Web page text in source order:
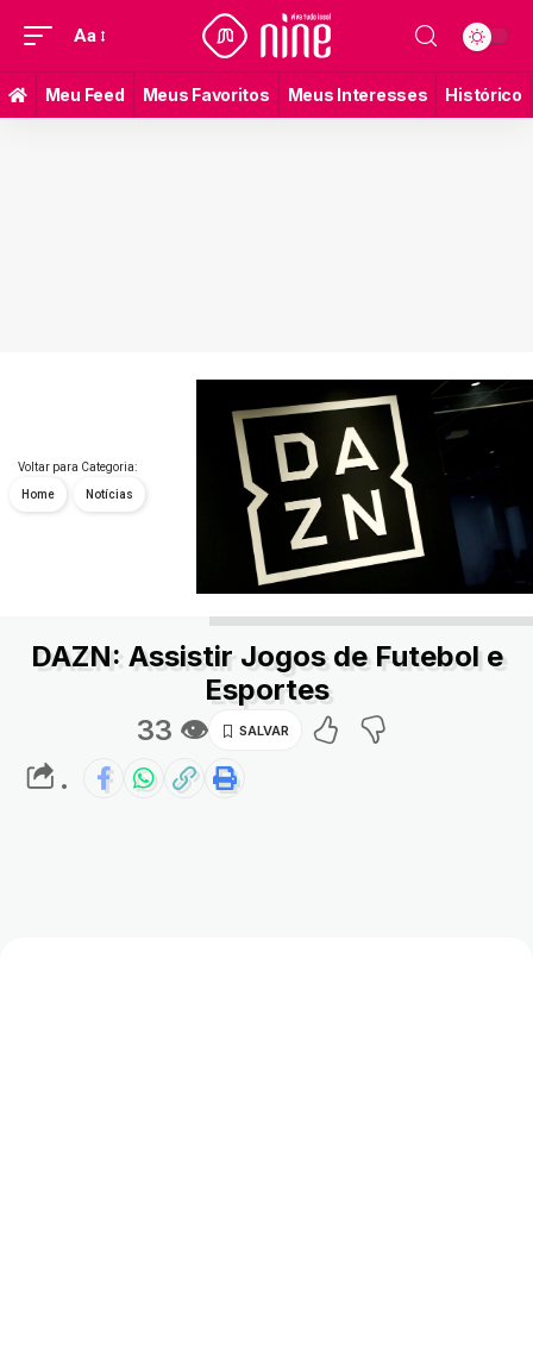
Aa
Meu Feed Meus Favoritos Meus Interesses Histórico
Voltar para Categoria:
Home Notícias
DAZN: Assistir Jogos de Futebol e
Esportes
33 👁
.